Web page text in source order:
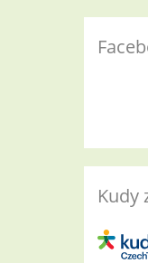
Kudy